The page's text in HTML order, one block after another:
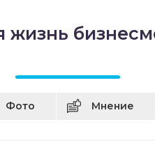
жизнь
Фото Мнение